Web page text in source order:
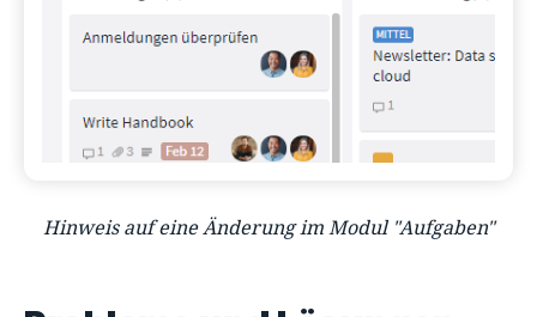
Hinweis auf eine Änderung im Modul "Aufgaben"